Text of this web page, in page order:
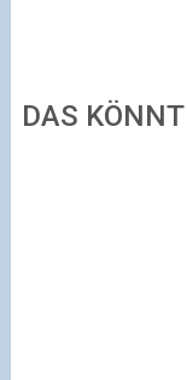
DAS